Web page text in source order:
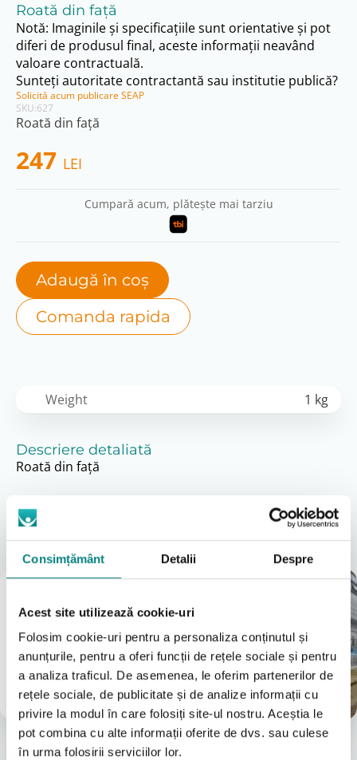
Consimțământ Detalii Despre
Acest site utilizează cookie-uri
Folosim cookie-uri pentru a personaliza conținutul și
anunțurile, pentru a oferi funcții de rețele sociale și pentru
a analiza traficul. De asemenea, le oferim partenerilor de
rețele sociale, de publicitate și de analize informații cu
privire la modul în care folosiți site-ul nostru. Aceștia le
pot combina cu alte informații oferite de dvs. sau culese
în urma folosirii serviciilor lor.
SKU:627
Roată din faţă
Roată din faţă
247 LEI
Cumpară acum, plătește mai tarziu
Adaugă în coș
Comanda rapida
Notă: Imaginile și specificațiile sunt orientative și pot
diferi de produsul final, aceste informații neavând
valoare contractuală.
Sunteți autoritate contractantă sau institutie publică?
Solicită acum publicare SEAP
Descriere detaliată
Weight 1 kg
Roată din faţă
A vedea tot
București
(Vezi Google reviews)
Bulevardul Iuliu Maniu 7-11
031 8288200
0755631235
info@adapt.ro